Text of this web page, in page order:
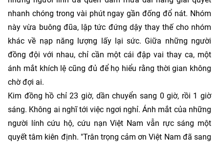
nhanh chóng trong vài phút ngay gần đống đổ nát. Nhóm
này vừa buông đũa, lập tức đứng dậy thay thế cho nhóm
khác về nạp năng lượng lấy lại sức. Giữa những người
đồng đội với nhau, chỉ cần một cái đập vai thay ca, một
ánh mắt khích lệ cũng đủ để họ hiểu rằng thời gian không
chờ đợi ai.
Kim đồng hồ chỉ 23 giờ, dần chuyển sang 0 giờ, rồi 1 giờ
sáng. Không ai nghĩ tới việc ngơi nghỉ. Ánh mắt của những
người lính cứu hộ, cứu nạn Việt Nam vẫn rực sáng một
quyết tâm kiên định. "Trân trọng cảm ơn Việt Nam đã sang